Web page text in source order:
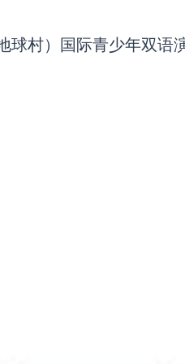
球村）国际青少年双语